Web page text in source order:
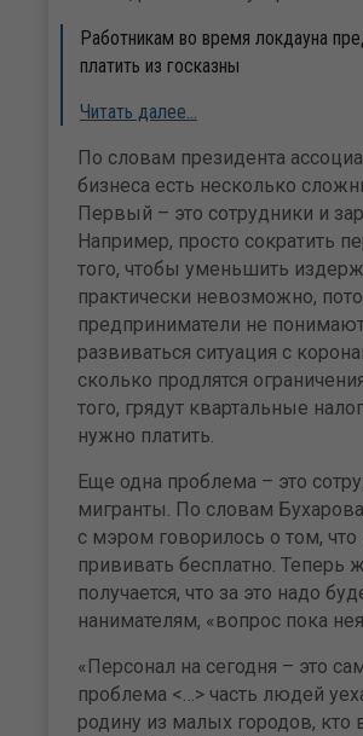
Работникам во время локдауна
платить из госказны
Читать далее…
По словам президента
бизнеса есть несколько
Первый – это сотрудники и
Например, просто сократить
того, чтобы уменьшить
практически невозможно,
предприниматели не
развиваться ситуация с
сколько продлятся
того, грядут квартальные
нужно платить.
Еще одна проблема – это
мигранты. По словам
с мэром говорилось о том, что
прививать бесплатно. Теперь
получается, что за это надо
нанимателям, «вопрос пока
«Персонал на сегодня – это
проблема <…> часть людей
родину из малых городов,